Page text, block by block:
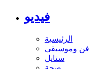
فيديو
الرئيسية
فن وموسيقى
ستايل